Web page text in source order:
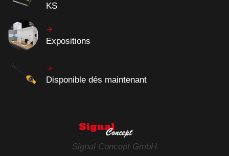
KS
Expositions
Disponible dés maintenant
Signal Concept GmbH